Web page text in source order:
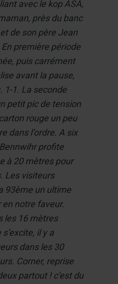
avec le kop ASA,
près du banc
de son père Jean
première période
puis carrément
avant la pause,
1-1. La seconde
petit pic de tension
rouge un peu
dans l’ordre. A six
profite
à 20 mètres pour
Les visiteurs
93ème un ultime
notre faveur.
les 16 mètres
il y a
dans les 30
Corner, reprise
partout ! c’est du